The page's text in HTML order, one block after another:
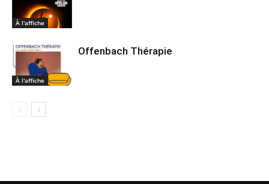
À l'affiche
À l'affiche
Offenbach Thérapie